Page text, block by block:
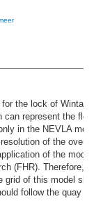
the lock of
can represent the
in the NEVLA
of the
of the
(FHR). Therefore,
grid of this model
follow the quay